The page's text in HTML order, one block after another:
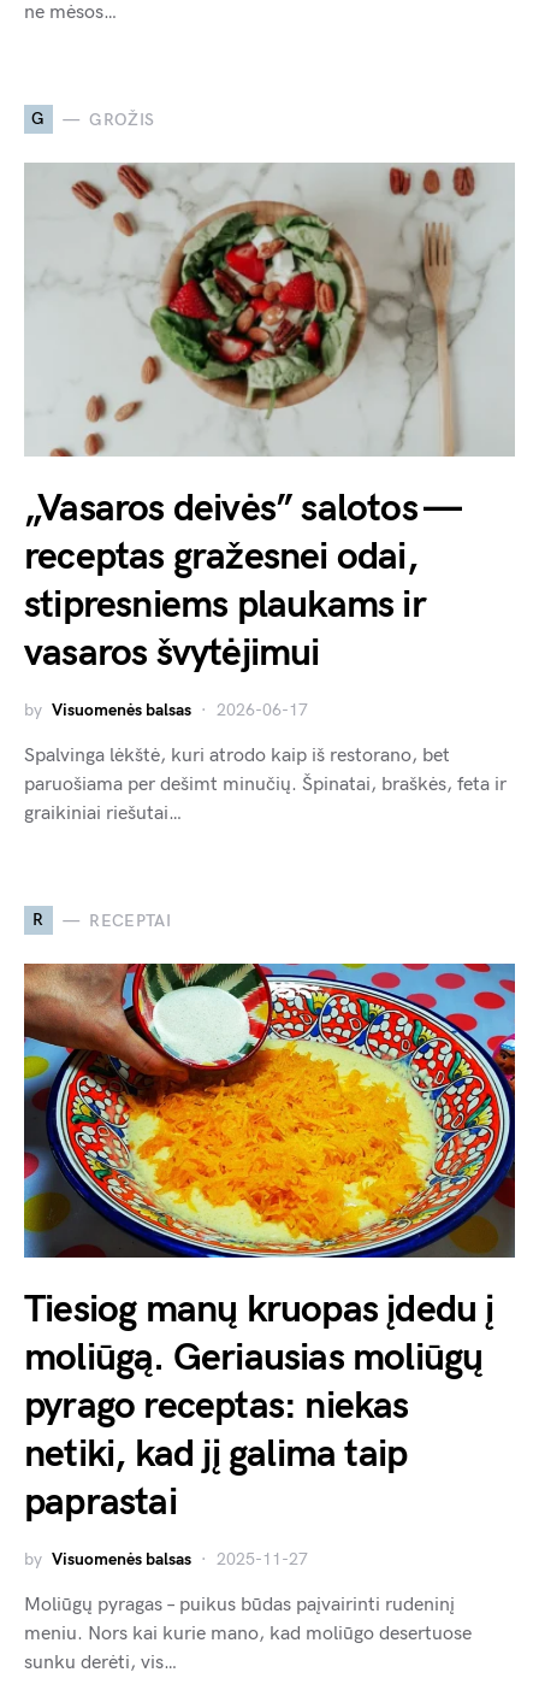
ne mėsos…
G GROŽIS
„Vasaros deivės” salotos —
receptas gražesnei odai,
stipresniems plaukams ir
vasaros švytėjimui
by Visuomenės balsas 2026-06-17
Spalvinga lėkštė, kuri atrodo kaip iš restorano, bet
paruošiama per dešimt minučių. Špinatai, braškės, feta ir
graikiniai riešutai…
R RECEPTAI
Tiesiog manų kruopas įdedu į
moliūgą. Geriausias moliūgų
pyrago receptas: niekas
netiki, kad jį galima taip
paprastai
by Visuomenės balsas 2025-11-27
Moliūgų pyragas – puikus būdas paįvairinti rudeninį
meniu. Nors kai kurie mano, kad moliūgo desertuose
sunku derėti, vis…